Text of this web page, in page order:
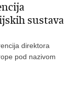
sustava
direktora
pod nazivom